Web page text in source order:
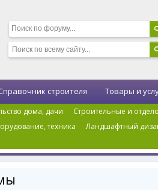
дома, дачи Строительные и
техника Ландшафтный
строителя Товары и